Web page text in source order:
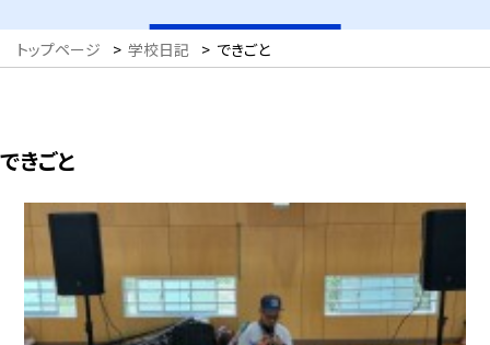
トップページ > 学校日記 > できごと
できごと